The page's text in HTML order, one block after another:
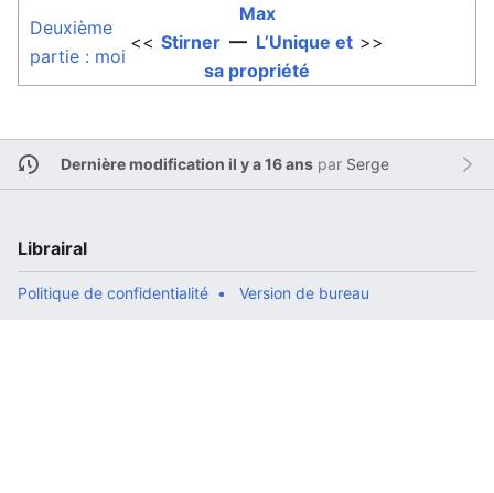
Deuxième
partie : moi
<<
Max
Stirner — L’Unique et
sa propriété
>>
Dernière modification il y a 16 anspar Serge
Librairal
Politique de confidentialité Version de bureau